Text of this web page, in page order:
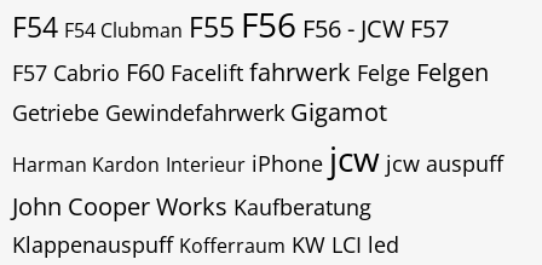
F54 F54 Clubman F55 F56 F56 - JCW F57
F57 Cabrio F60 Facelift fahrwerk Felge Felgen
Getriebe Gewindefahrwerk Gigamot
Harman Kardon Interieur iPhone jcw jcw auspuff
John Cooper Works Kaufberatung
Klappenauspuff Kofferraum KW LCI led